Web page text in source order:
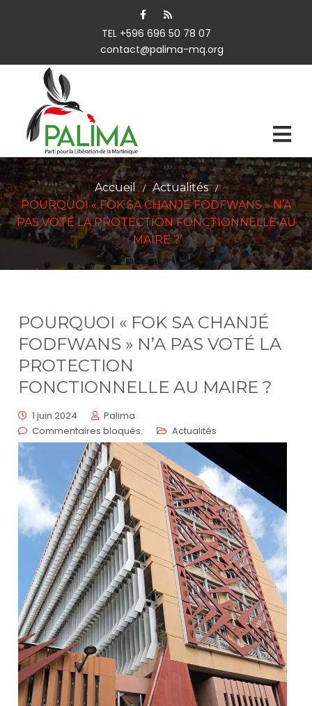
TEL +596 696 50 78 07
contact@palima-mq.org
Accueil / Actualités /
POURQUOI « FOK SA CHANJÉ FODFWANS » N’A
PAS VOTÉ LA PROTECTION FONCTIONNELLE AU
MAIRE ?
POURQUOI « FOK SA CHANJÉ
FODFWANS » N’A PAS VOTÉ LA
PROTECTION
FONCTIONNELLE AU MAIRE ?
1 juin 2024
Palima
Commentaires bloqués.
Actualités